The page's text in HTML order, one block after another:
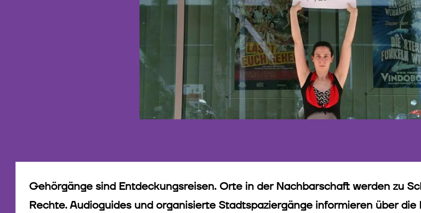
Gehörgänge sind Entdeckungsreisen. Orte in der Nachbarschaft werden zu
Rechte. Audioguides und organisierte Stadtspaziergänge informieren über